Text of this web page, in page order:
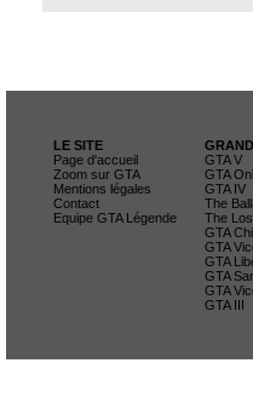
LE SITE
Page d'accueil
Zoom sur GTA
Mentions légales
Contact
Equipe GTA Légende
GTA V
GTA
GTA IV
The
The
GTA
GTA
GTA
GTA
GTA
GTA III